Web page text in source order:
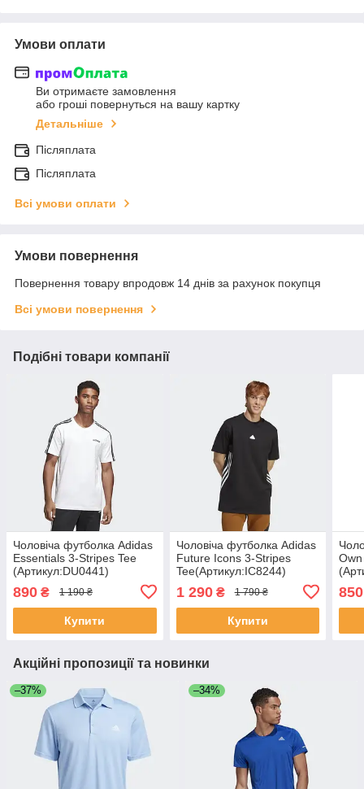
Умови оплати
Ви отримаєте замовлення
або гроші повернуться на вашу картку
Детальніше
Післяплата
Післяплата
Всі умови оплати
Умови повернення
Повернення товару впродовж 14 днів за рахунок покупця
Всі умови повернення
Подібні товари компанії
Чоловіча футболка Adidas
Essentials 3-Stripes Tee
(Артикул:DU0441)
890 ₴ 1 190 ₴
Купити
Чоловіча футболка Adidas
Future Icons 3-Stripes
Tee(Артикул:IC8244)
1 290₴ 1 790 ₴
Купити
850
Акційні пропозиції та новинки
–37% –34%